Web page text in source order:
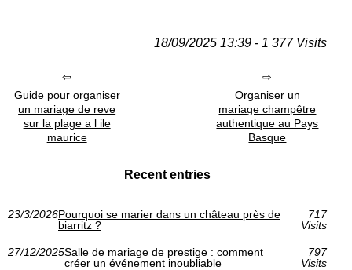
18/09/2025 13:39 - 1 377 Visits
Guide pour organiser
un mariage de reve
sur la plage a l ile
maurice
Organiser un
mariage champêtre
authentique au Pays
Basque
Recent entries
23/3/2026Pourquoi se marier dans un château près de
biarritz ?
717
Visits
27/12/2025Salle de mariage de prestige : comment
créer un événement inoubliable
797
Visits